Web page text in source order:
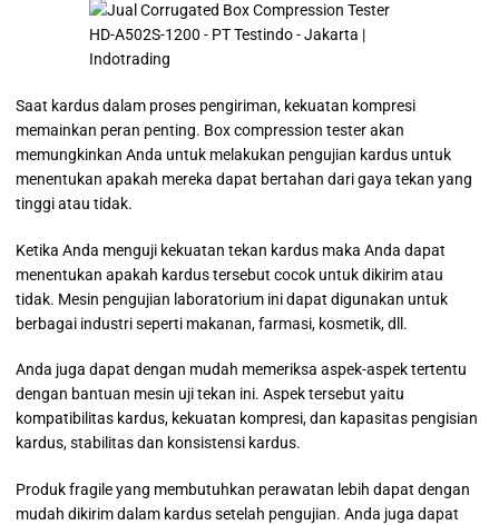
Saat kardus dalam proses pengiriman, kekuatan kompresi
memainkan peran penting. Box compression tester akan
memungkinkan Anda untuk melakukan pengujian kardus untuk
menentukan apakah mereka dapat bertahan dari gaya tekan yang
tinggi atau tidak.
Ketika Anda menguji kekuatan tekan kardus maka Anda dapat
menentukan apakah kardus tersebut cocok untuk dikirim atau
tidak. Mesin pengujian laboratorium ini dapat digunakan untuk
berbagai industri seperti makanan, farmasi, kosmetik, dll.
Anda juga dapat dengan mudah memeriksa aspek-aspek tertentu
dengan bantuan mesin uji tekan ini. Aspek tersebut yaitu
kompatibilitas kardus, kekuatan kompresi, dan kapasitas pengisian
kardus, stabilitas dan konsistensi kardus.
Produk fragile yang membutuhkan perawatan lebih dapat dengan
mudah dikirim dalam kardus setelah pengujian. Anda juga dapat